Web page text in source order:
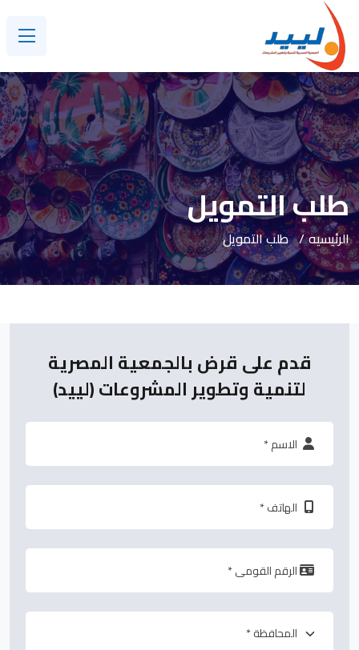
طلب التمويل
الرئيسيه طلب التمويل
قدم على قرض بالجمعية المصرية
لتنمية وتطوير المشروعات (لييد)